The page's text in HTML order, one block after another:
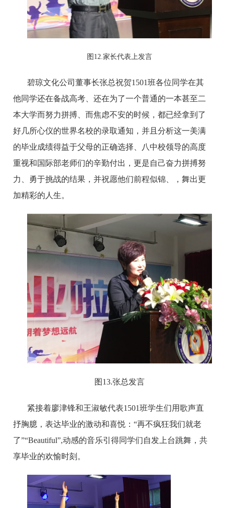
图 12.家长代表上发言
碧琼文化公司董事长张总祝贺1501班各位同学在其
他同学还在备战高考、还在为了一个普通的一本甚至二
本大学而努力拼搏、而焦虑不安的时候，都已经拿到了
好几所心仪的世界名校的录取通知 ，并且分析这一美满
的毕业成绩得益于父母的正确选择、八中校领导的高度
重视和国际部老师们的辛勤付出，更是自己奋力拼搏努
力
勇于挑战的结果，并祝愿他们前程似锦、 ，舞出更
加精彩的人生。
图 13.张总发言
紧接着廖津锋和王淑敏代表1501班学生们用歌声直
抒胸臆，表达毕业的激动和喜悦：“再不疯狂我们就老
了”“Beautiful”,动感的音乐引得同学们自发上台跳舞，共
享毕业的欢愉时刻。